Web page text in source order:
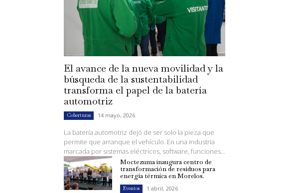
El avance de la nueva movilidad y la
búsqueda de la sustentabilidad
transforma el papel de la batería
automotriz
Coberturas 14 mayo, 2026
La batería automotriz dejó de ser solo la pieza que
permite que arranque el vehículo. En una industria
marcada por sistemas eléctricos, software, funciones...
Moctezuma inaugura centro de
transformación de residuos para
energía térmica en Morelos.
Eventos 1 abril, 2026